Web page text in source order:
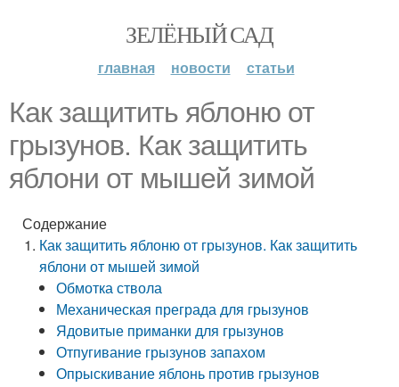
ЗЕЛЁНЫЙ САД
главная новости статьи
Как защитить яблоню от
грызунов. Как защитить
яблони от мышей зимой
Содержание
Как защитить яблоню от грызунов. Как защитить
яблони от мышей зимой
Обмотка ствола
Механическая преграда для грызунов
Ядовитые приманки для грызунов
Отпугивание грызунов запахом
Опрыскивание яблонь против грызунов